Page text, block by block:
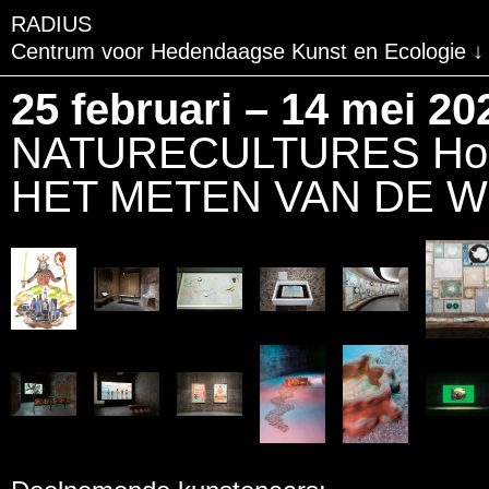
RADIUS
Centrum voor Hedendaagse Kunst en Ecologie
BEZOEK
EVENTS
EDUCATIE &
PUBLICATIES
OVER RADIUS
STEUN RADIUS
WATERTOREN
25 februari – 14 mei
NATURECULTURES
HET METEN VAN DE